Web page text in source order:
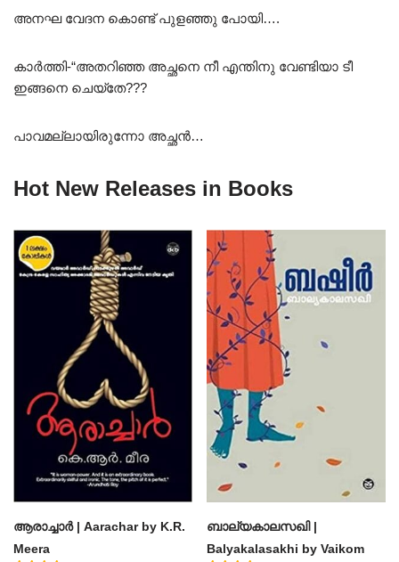
അനഘ വേദന കൊണ്ട് പുളഞ്ഞു പോയി….
കാർത്തി-“അതറിഞ്ഞ അച്ഛനെ നീ എന്തിനു വേണ്ടിയാ ടീ
ഇങ്ങനെ ചെയ്തേ???
പാവമല്ലായിരുന്നോ അച്ഛൻ…
Hot New Releases in Books
ആരാച്ചാര്‍ | Aarachar by K.R.
Meera
ബാല്യകാലസഖി |
Balyakalasakhi by Vaikom